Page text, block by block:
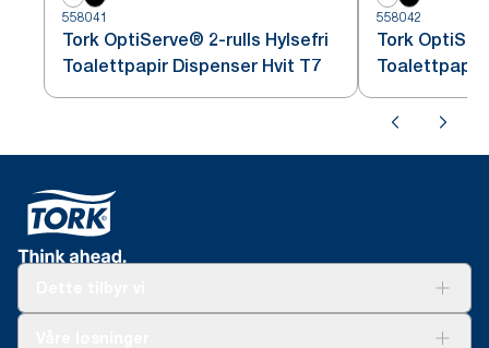
558041
Tork OptiServe® 2-rulls Hylsefri
Toalettpapir Dispenser Hvit T7
558042
Tork
Toalettpapir